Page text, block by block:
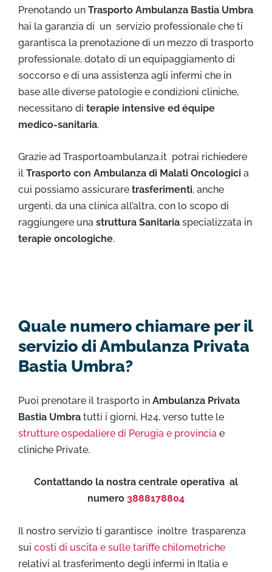
Prenotando un Trasporto Ambulanza Bastia Umbra
hai la garanzia di un servizio professionale che ti
garantisca la prenotazione di un mezzo di trasporto
professionale, dotato di un equipaggiamento di
soccorso e di una assistenza agli infermi che in
base alle diverse patologie e condizioni cliniche,
necessitano di terapie intensive ed équipe
medico-sanitaria.
Grazie ad Trasportoambulanza.it potrai richiedere
il Trasporto con Ambulanza di Malati Oncologici a
cui possiamo assicurare trasferimenti, anche
urgenti, da una clinica all’altra, con lo scopo di
raggiungere una struttura Sanitaria specializzata in
terapie oncologiche.
Quale numero chiamare per il
servizio di Ambulanza Privata
Bastia Umbra?
Puoi prenotare il trasporto in Ambulanza Privata
Bastia Umbra tutti i giorni, H24, verso tutte le
strutture ospedaliere di Perugia e provincia e
cliniche Private.
Contattando la nostra centrale operativa al
numero 3888178804
Il nostro servizio ti garantisce inoltre trasparenza
sui costi di uscita e sulle tariffe chilometriche
relativi al trasferimento degli infermi in Italia e